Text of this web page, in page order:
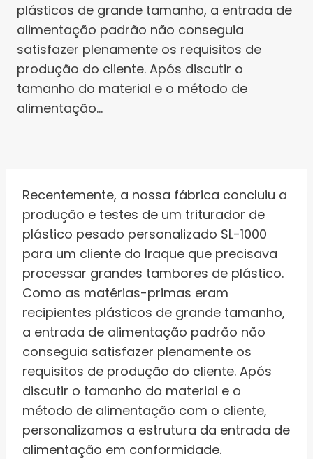
plásticos de grande tamanho, a entrada de
alimentação padrão não conseguia
satisfazer plenamente os requisitos de
produção do cliente. Após discutir o
tamanho do material e o método de
alimentação…
Recentemente, a nossa fábrica concluiu a
produção e testes de um triturador de
plástico pesado personalizado SL-1000
para um cliente do Iraque que precisava
processar grandes tambores de plástico.
Como as matérias-primas eram
recipientes plásticos de grande tamanho,
a entrada de alimentação padrão não
conseguia satisfazer plenamente os
requisitos de produção do cliente. Após
discutir o tamanho do material e o
método de alimentação com o cliente,
personalizamos a estrutura da entrada de
alimentação em conformidade.